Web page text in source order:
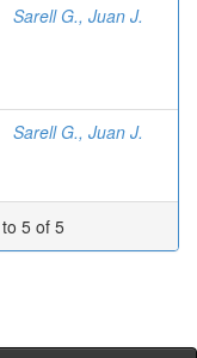
Sarell G., Juan J.
Sarell G., Juan J.
5 of 5